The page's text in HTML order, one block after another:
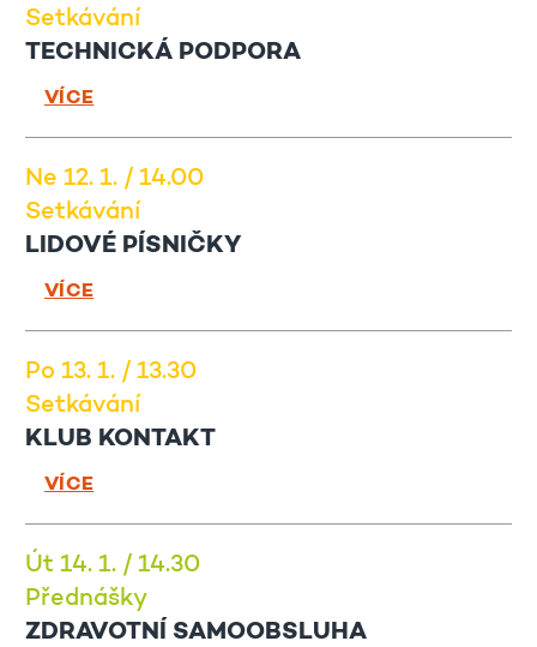
Setkávání
TECHNICKÁ PODPORA
VÍCE
Ne 12. 1. / 14.00
Setkávání
LIDOVÉ PÍSNIČKY
VÍCE
Po 13. 1. / 13.30
Setkávání
KLUB KONTAKT
VÍCE
Út 14. 1. / 14.30
Přednášky
ZDRAVOTNÍ SAMOOBSLUHA